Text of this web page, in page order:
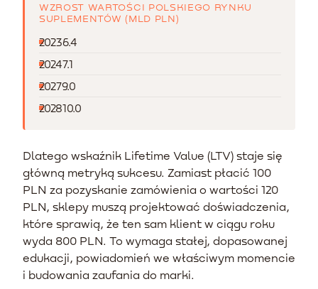
WZROST WARTOŚCI POLSKIEGO RYNKU
SUPLEMENTÓW (MLD PLN)
20236.4
20247.1
20279.0
202810.0
Dlatego wskaźnik Lifetime Value (LTV) staje się
główną metryką sukcesu. Zamiast płacić 100
PLN za pozyskanie zamówienia o wartości 120
PLN, sklepy muszą projektować doświadczenia,
które sprawią, że ten sam klient w ciągu roku
wyda 800 PLN. To wymaga stałej, dopasowanej
edukacji, powiadomień we właściwym momencie
i budowania zaufania do marki.